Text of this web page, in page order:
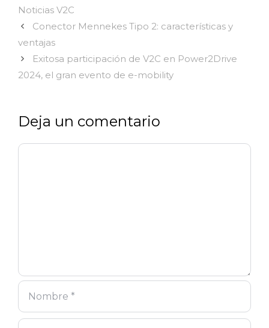
Noticias V2C
Conector Mennekes Tipo 2: características y
ventajas
Exitosa participación de V2C en Power2Drive
2024, el gran evento de e-mobility
Deja un comentario
Comentario
Nombre
Correo
Web